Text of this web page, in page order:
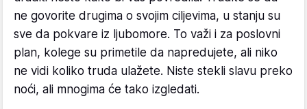
ne govorite drugima o svojim ciljevima, u stanju su
sve da pokvare iz ljubomore. To važi i za poslovni
plan, kolege su primetile da napredujete, ali niko
ne vidi koliko truda ulažete. Niste stekli slavu preko
noći, ali mnogima će tako izgledati.